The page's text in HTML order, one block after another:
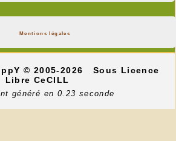
Mentions légales
© 2005-2026
Sous Licence
Libre CeCILL
généré en 0.23 seconde